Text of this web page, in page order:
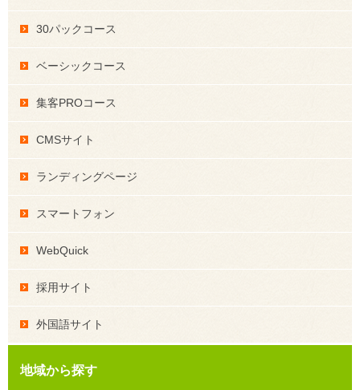
30パックコース
ベーシックコース
集客PROコース
CMSサイト
ランディングページ
スマートフォン
WebQuick
採用サイト
外国語サイト
地域から探す